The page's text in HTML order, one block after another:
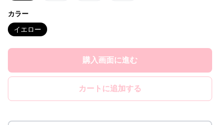
カラー
イエロー
購入画面に進む
カートに追加する